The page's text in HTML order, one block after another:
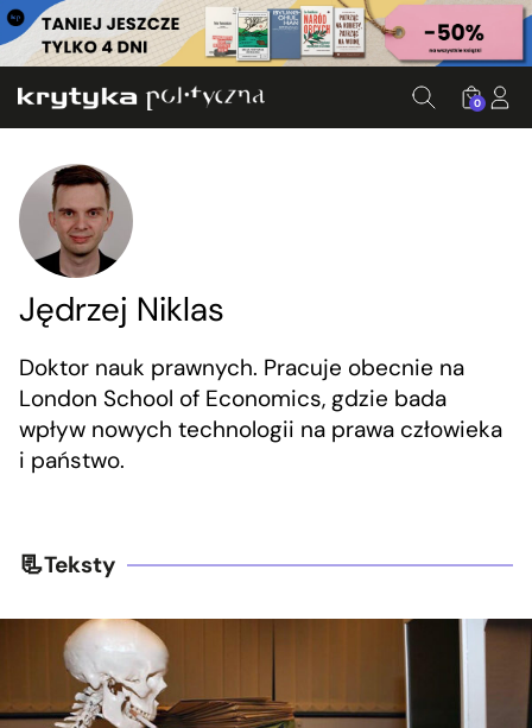
0
Jędrzej Niklas
Doktor nauk prawnych. Pracuje obecnie na
London School of Economics, gdzie bada
wpływ nowych technologii na prawa człowieka
i państwo.
Teksty